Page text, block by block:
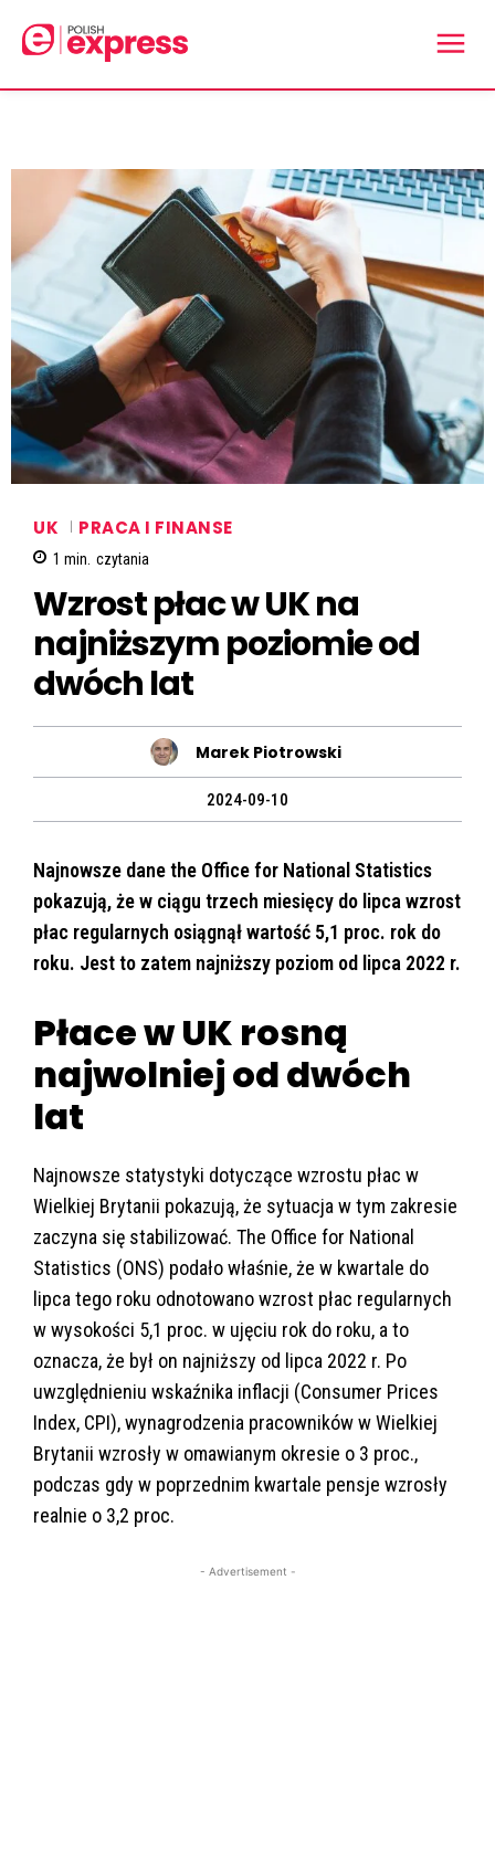
UK PRACA I FINANSE
1 min. czytania
Wzrost płac w UK na
najniższym poziomie od
dwóch lat
Marek Piotrowski
2024-09-10
Najnowsze dane the Office for National Statistics
pokazują, że w ciągu trzech miesięcy do lipca wzrost
płac regularnych osiągnął wartość 5,1 proc. rok do
roku. Jest to zatem najniższy poziom od lipca 2022 r.
Płace w UK rosną
najwolniej od dwóch
lat
Najnowsze statystyki dotyczące wzrostu płac w
Wielkiej Brytanii pokazują, że sytuacja w tym zakresie
zaczyna się stabilizować. The Office for National
Statistics (ONS) podało właśnie, że w kwartale do
lipca tego roku odnotowano wzrost płac regularnych
w wysokości 5,1 proc. w ujęciu rok do roku, a to
oznacza, że był on najniższy od lipca 2022 r. Po
uwzględnieniu wskaźnika inflacji (Consumer Prices
Index, CPI), wynagrodzenia pracowników w Wielkiej
Brytanii wzrosły w omawianym okresie o 3 proc.,
podczas gdy w poprzednim kwartale pensje wzrosły
realnie o 3,2 proc.
- Advertisement -